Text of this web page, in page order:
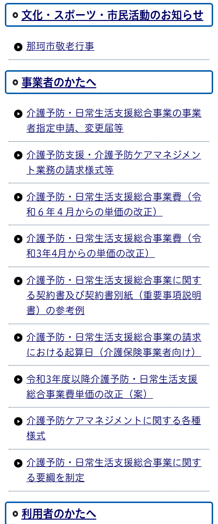
文化・スポーツ・市民活動のお知らせ
那珂市敬老行事
事業者のかたへ
介護予防・日常生活支援総合事業の事業
者指定申請、変更届等
介護予防支援・介護予防ケアマネジメン
ト業務の請求様式等
介護予防・日常生活支援総合事業費（令
和６年４月からの単価の改正）
介護予防・日常生活支援総合事業費（令
和3年4月からの単価の改正）
介護予防・日常生活支援総合事業に関す
る契約書及び契約書別紙（重要事項説明
書）の参考例
介護予防・日常生活支援総合事業の請求
における起算日（介護保険事業者向け）
令和3年度以降介護予防・日常生活支援
総合事業費単価の改正（案）
介護予防ケアマネジメントに関する各種
様式
介護予防・日常生活支援総合事業に関す
る要綱を制定
利用者のかたへ